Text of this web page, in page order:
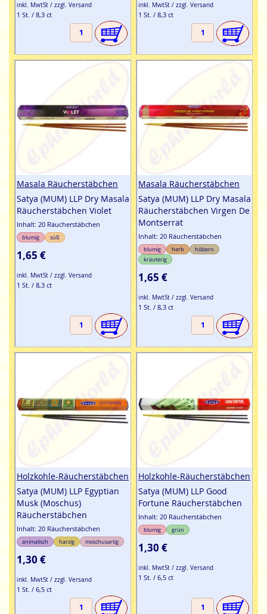
inkl. MwtSt / zzgl. Versand
1 St. / 8,3 ct
inkl. MwtSt / zzgl. Versand
1 St. / 8,3 ct
Masala Räucherstäbchen
Satya (MUM) LLP Dry Masala
Räucherstäbchen Violet
Inhalt: 20 Räucherstäbchen
blumig süß
1,65 €
inkl. MwtSt / zzgl. Versand
1 St. / 8,3 ct
Masala Räucherstäbchen
Satya (MUM) LLP Dry Masala
Räucherstäbchen Virgen De
Montserrat
Inhalt: 20 Räucherstäbchen
blumig herb
hölzern
kräuterig
1,65 €
inkl. MwtSt / zzgl. Versand
1 St. / 8,3 ct
Holzkohle-Räucherstäbchen
Satya (MUM) LLP Egyptian
Musk (Moschus)
Räucherstäbchen
Inhalt: 20 Räucherstäbchen
animalisch harzig moschusartig
1,30 €
inkl. MwtSt / zzgl. Versand
1 St. / 6,5 ct
Holzkohle-Räucherstäbchen
Satya (MUM) LLP Good
Fortune Räucherstäbchen
Inhalt: 20 Räucherstäbchen
blumig grün
1,30 €
inkl. MwtSt / zzgl. Versand
1 St. / 6,5 ct